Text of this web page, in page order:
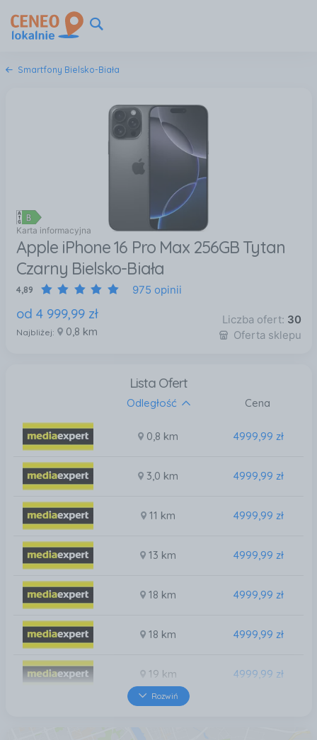
Smartfony Bielsko-Biała
Karta informacyjna
Apple iPhone 16 Pro Max 256GB Tytan
Czarny Bielsko-Biała
4,89 975 opinii
od 4 999,99 zł
Najbliżej: 0,8 km
Liczba ofert: 30
Oferta sklepu
Lista Ofert
Odległość Cena
0,8 km 4999,99 zł
3,0 km 4999,99 zł
11 km 4999,99 zł
13 km 4999,99 zł
18 km 4999,99 zł
18 km 4999,99 zł
19 km 4999,99 zł
Rozwiń